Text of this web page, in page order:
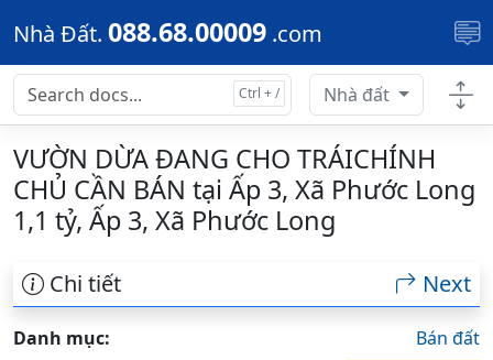
Skip to main content
Nhà Đất. 088.68.00009 .com
Nhà đất
VƯỜN DỪA ĐANG CHO TRÁICHÍNH
CHỦ CẦN BÁN tại Ấp 3, Xã Phước Long
1,1 tỷ, Ấp 3, Xã Phước Long
Chi tiết Next
Danh mục:
Bán đất